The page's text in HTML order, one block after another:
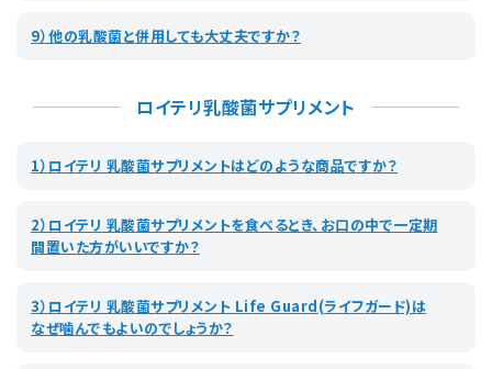
9）他の乳酸菌と併用しても大丈夫ですか？
ロイテリ乳酸菌サプリメント
1）ロイテリ 乳酸菌サプリメントはどのような商品ですか？
2）ロイテリ 乳酸菌サプリメントを食べるとき、お口の中で一定期
間置いた方がいいですか？
3）ロイテリ 乳酸菌サプリメント Life Guard(ライフガード)は
なぜ噛んでもよいのでしょうか？